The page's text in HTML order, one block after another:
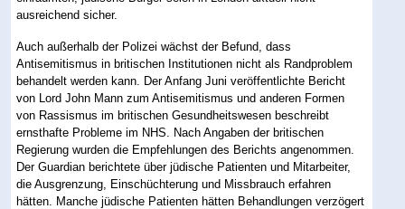
ausreichend sicher.
Auch außerhalb der Polizei wächst der Befund, dass
Antisemitismus in britischen Institutionen nicht als Randproblem
behandelt werden kann. Der Anfang Juni veröffentlichte Bericht
von Lord John Mann zum Antisemitismus und anderen Formen
von Rassismus im britischen Gesundheitswesen beschreibt
ernsthafte Probleme im NHS. Nach Angaben der britischen
Regierung wurden die Empfehlungen des Berichts angenommen.
Der Guardian berichtete über jüdische Patienten und Mitarbeiter,
die Ausgrenzung, Einschüchterung und Missbrauch erfahren
hätten. Manche jüdische Patienten hätten Behandlungen verzögert